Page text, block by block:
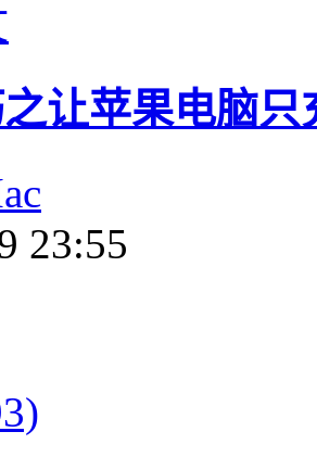
让苹果电脑
23:55